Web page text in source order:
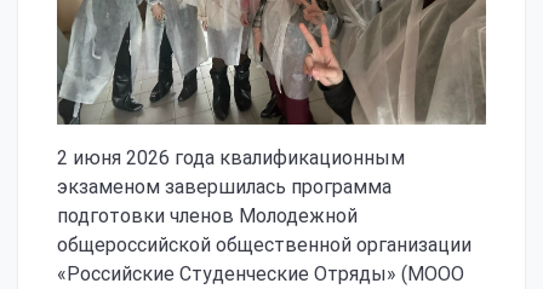
2 июня 2026 года квалификационным
экзаменом завершилась программа
подготовки членов Молодежной
общероссийской общественной организации
«Российские Студенческие Отряды» (МООО